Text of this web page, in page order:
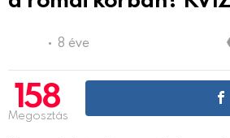
8 éve
158
Megosztás